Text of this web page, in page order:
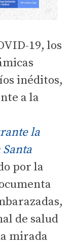
19, los
inéditos,
a la
la
por la
de salud
mirada